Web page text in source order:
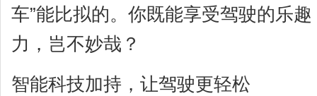
车”能比拟的。你既能享受驾驶的乐
力，岂不妙哉？
智能科技加持，让驾驶更轻松